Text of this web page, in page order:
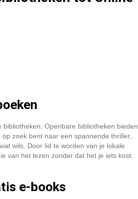
Openbare bibliotheken bieden
zoek bent naar een spannende thriller,
wils. Door lid te worden van je lokale
van het lezen zonder dat het je iets kost.
e-books